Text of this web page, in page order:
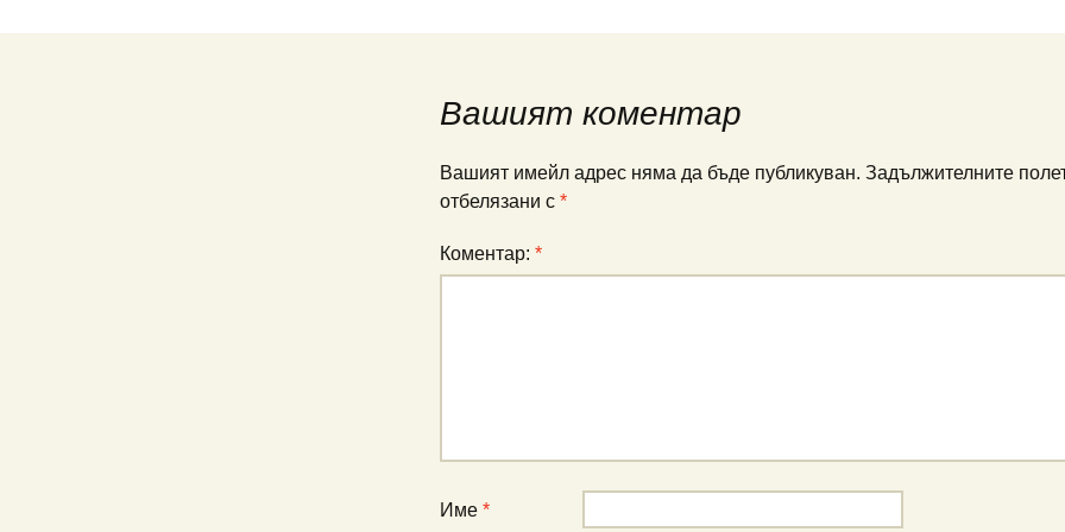
Вашият коментар
Вашият имейл адрес няма да бъде публикуван. Задължителните
отбелязани с *
Коментар: *
Име *